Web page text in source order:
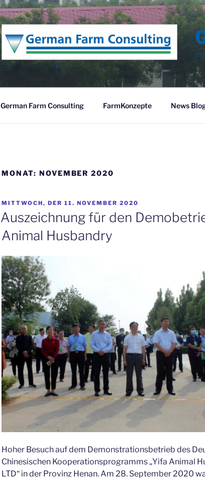
German Farm Consulting FarmKonzepte News
MONAT: NOVEMBER 2020
VERÖFFENTLICHT
AM
MITTWOCH, DER 11. NOVEMBER 2020
Auszeichnung für den
Animal Husbandry
Hoher Besuch auf dem Demonstrationsbetrieb des
Chinesischen Kooperationsprogramms „Yifa Animal
LTD“ in der Provinz Henan. Am 28. September 2020